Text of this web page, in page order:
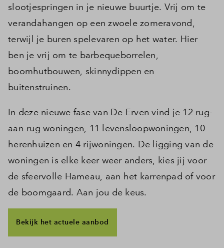
slootjespringen in je nieuwe buurtje. Vrij om te
verandahangen op een zwoele zomeravond,
terwijl je buren spelevaren op het water. Hier
ben je vrij om te barbequeborrelen,
boomhutbouwen, skinnydippen en
buitenstruinen.
In deze nieuwe fase van De Erven vind je 12 rug-
aan-rug woningen, 11 levensloopwoningen, 10
herenhuizen en 4 rijwoningen. De ligging van de
woningen is elke keer weer anders, kies jij voor
de sfeervolle Hameau, aan het karrenpad of voor
de boomgaard. Aan jou de keus.
Bekijk het actuele aanbod